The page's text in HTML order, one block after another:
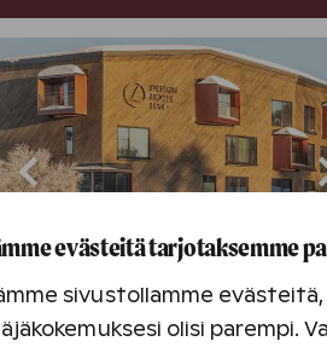
Levi
evästeitä tarjotaksemme
sivustollamme
olisi parempi.